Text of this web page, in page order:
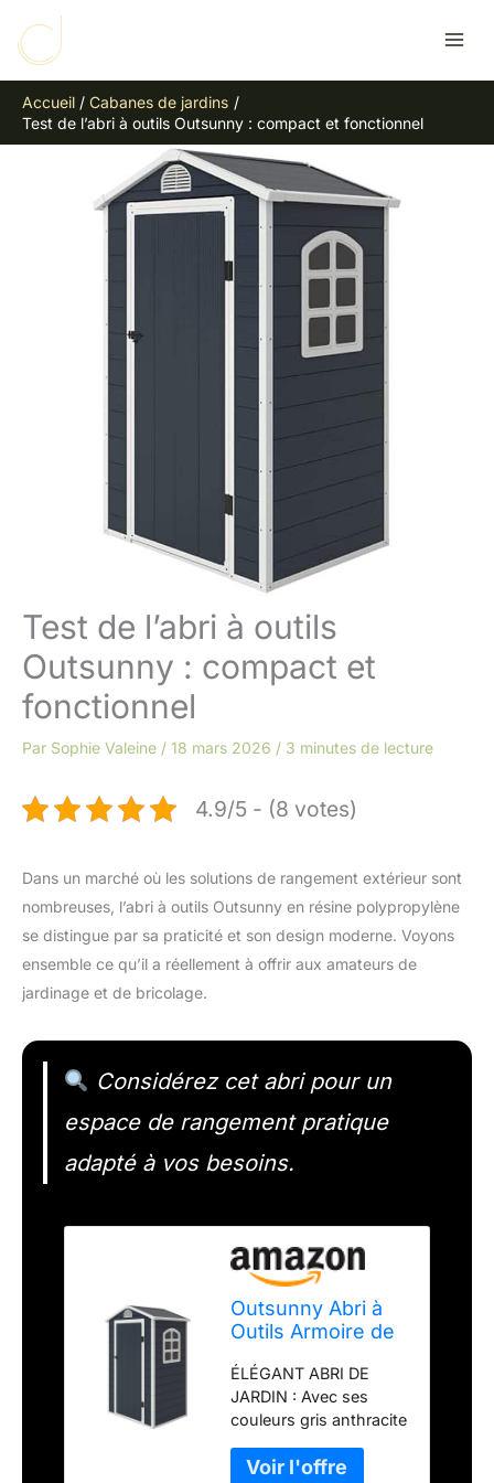
contenu
Accueil
Cabanes de jardins
Test de l’abri à outils Outsunny : compact et fonctionnel
Test de l’abri à outils
Outsunny : compact et
fonctionnel
Par Sophie Valeine / 18 mars 2026 / 3 minutes de lecture
4.9/5 - (8 votes)
Dans un marché où les solutions de rangement extérieur sont
nombreuses, l’abri à outils Outsunny en résine polypropylène
se distingue par sa praticité et son design moderne. Voyons
ensemble ce qu’il a réellement à offrir aux amateurs de
jardinage et de bricolage.
Considérez cet abri pour un
espace de rangement pratique
adapté à vos besoins.
Outsunny Abri à
Outils Armoire de
résine
polypropylène - 1
Porte
verrouillable, 1
fenêtre et 1 Grille
ÉLÉGANT ABRI DE
JARDIN : Avec ses
couleurs gris anthracite
jardin arbore un design
e
h